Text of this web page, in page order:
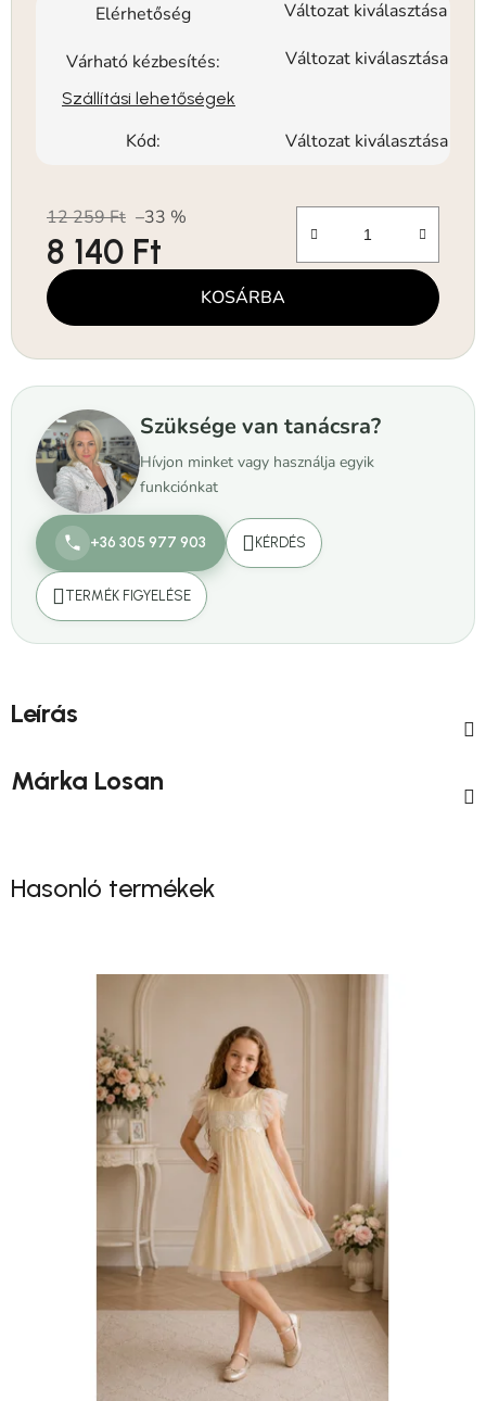
Elérhetőség Változat kiválasztása
Várható kézbesítés: Változat kiválasztása
Szállítási lehetőségek
Kód: Változat kiválasztása
12 259 Ft –33 %
8 140 Ft
Egységár: KOSÁRBA
Szüksége van tanácsra?
Hívjon minket vagy használja egyik
funkciónkat
+36 305 977 903 KÉRDÉS
TERMÉK FIGYELÉSE
Leírás
Márka Losan
Hasonló termékek